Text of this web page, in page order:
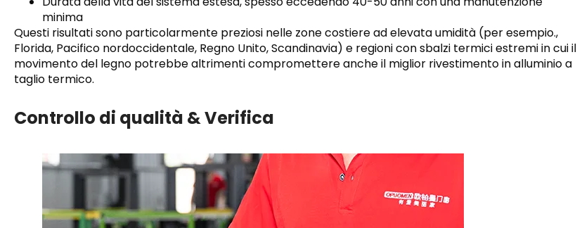
minima
Questi risultati sono particolarmente preziosi nelle zone costiere ad elevata umidità (per esempio.,
Florida, Pacifico nordoccidentale, Regno Unito, Scandinavia) e regioni con sbalzi termici estremi in cui il
movimento del legno potrebbe altrimenti compromettere anche il miglior rivestimento in alluminio a
taglio termico.
Controllo di qualità & Verifica